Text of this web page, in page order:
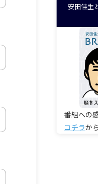
安田佳生
番組への
コチラか